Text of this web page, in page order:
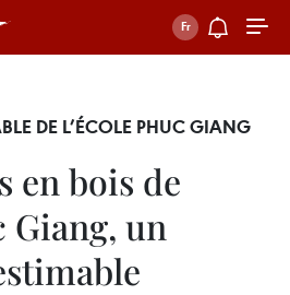
DE L’ÉCOLE PHUC GIANG
en bois de
Giang, un